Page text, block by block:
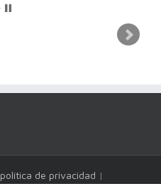
política de privacidad |